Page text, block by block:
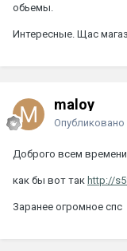
обьемы.
Интересные. Щас
maloy
Опубликовано
Доброго всем
как бы вот так http://
Заранее огромное спс